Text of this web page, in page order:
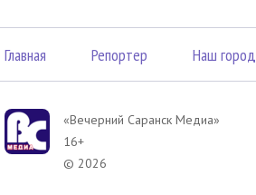
Главная Репортер Наш город
«Вечерний Саранск Mедиа»
16+
© 2026